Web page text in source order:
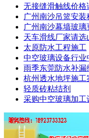
无接缝滑触线价
广州南沙吊篮安装
广州南沙幕墙玻璃
天车滑线厂家请
太原防水工程施工
中空玻璃设备行业
雨季东莞防水补漏
杭州透水地坪施
轻质砖粘结剂
采购中空玻璃加